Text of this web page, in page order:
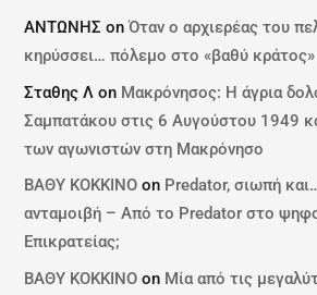
ΑΝΤΩΝΗΣ onΌταν ο αρχιερέας του
κηρύσσει… πόλεμο στο «βαθύ κράτος»
Σταθης Λ on Μακρόνησος: Η άγρια
Σαμπατάκου στις 6 Αυγούστου 1949
των αγωνιστών στη Μακρόνησο
ΒΑΘΥ ΚΟΚΚΙΝΟ on Predator, σιωπή
ανταμοιβή – Από το Predator στο
Επικρατείας;
ΒΑΘΥ ΚΟΚΚΙΝΟ on Μία από τις